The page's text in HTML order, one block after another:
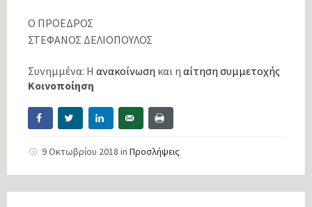
Ο ΠΡΟΕΔΡΟΣ
ΣΤΕΦΑΝΟΣ ΔΕΛΙΟΠΟΥΛΟΣ
Συνημμένα: Η ανακοίνωση και η αίτηση συμμετοχής
Κοινοποίηση
9 Οκτωβρίου 2018 in Προσλήψεις